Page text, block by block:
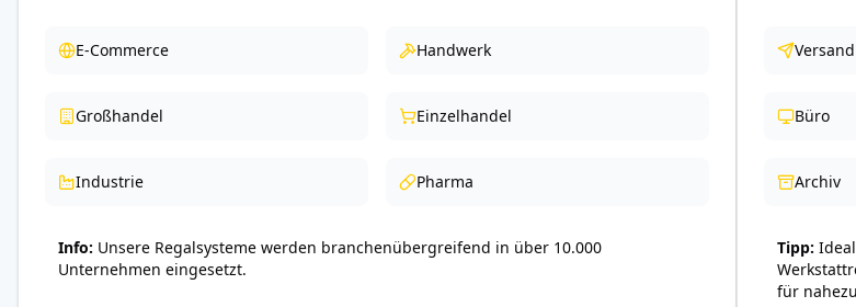
E-Commerce Handwerk
Großhandel Einzelhandel
Industrie Pharma
Info Unsere Regalsysteme werden branchenübergreifend in über 10.000
Unternehmen eingesetzt.
Versand
Büro
Archiv
Tipp
für